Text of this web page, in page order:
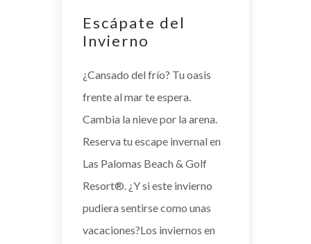
Escápate del
Invierno
¿Cansado del frío? Tu oasis
frente al mar te espera.
Cambia la nieve por la arena.
Reserva tu escape invernal en
Las Palomas Beach & Golf
Resort®. ¿Y si este invierno
pudiera sentirse como unas
vacaciones?Los inviernos en